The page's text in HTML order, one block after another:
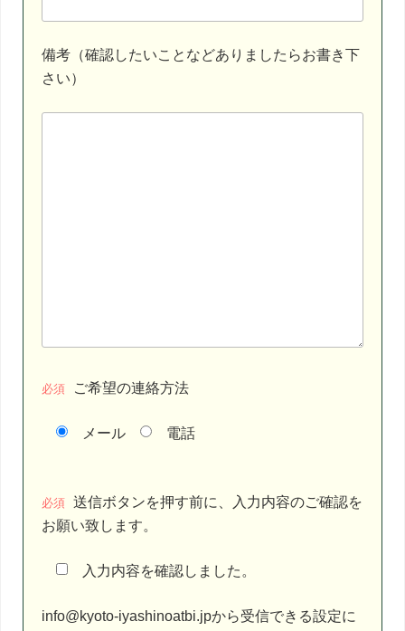
備考（確認したいことなどありましたらお書き下
さい）
必須 ご希望の連絡方法
メール 電話
の
フ
ー
ド
必須 送信ボタンを押す前に、入力内容のご確認を
お願い致します。
入力内容を確認しました。
info@kyoto-iyashinoatbi.jpから受信できる設定に